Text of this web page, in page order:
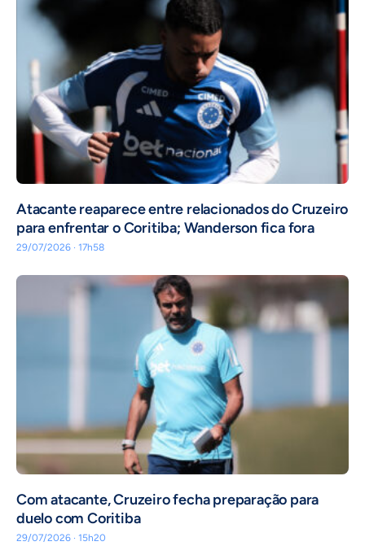
Atacante reaparece entre relacionados do Cruzeiro
para enfrentar o Coritiba; Wanderson fica fora
29/07/2026 · 17h58
Com atacante, Cruzeiro fecha preparação para
duelo com Coritiba
29/07/2026 · 15h20